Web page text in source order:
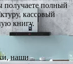
получаете полный
кассовый
книгу.
наши